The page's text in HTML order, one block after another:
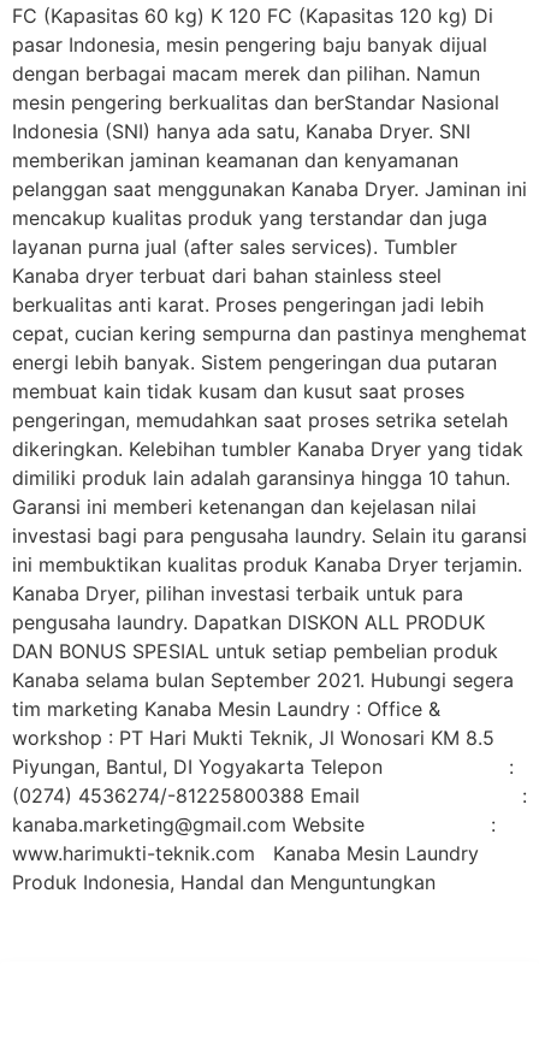
FC (Kapasitas 60 kg) K 120 FC (Kapasitas 120 kg) Di
pasar Indonesia, mesin pengering baju banyak dijual
dengan berbagai macam merek dan pilihan. Namun
mesin pengering berkualitas dan berStandar Nasional
Indonesia (SNI) hanya ada satu, Kanaba Dryer. SNI
memberikan jaminan keamanan dan kenyamanan
pelanggan saat menggunakan Kanaba Dryer. Jaminan ini
mencakup kualitas produk yang terstandar dan juga
layanan purna jual (after sales services). Tumbler
Kanaba dryer terbuat dari bahan stainless steel
berkualitas anti karat. Proses pengeringan jadi lebih
cepat, cucian kering sempurna dan pastinya menghemat
energi lebih banyak. Sistem pengeringan dua putaran
membuat kain tidak kusam dan kusut saat proses
pengeringan, memudahkan saat proses setrika setelah
dikeringkan. Kelebihan tumbler Kanaba Dryer yang tidak
dimiliki produk lain adalah garansinya hingga 10 tahun.
Garansi ini memberi ketenangan dan kejelasan nilai
investasi bagi para pengusaha laundry. Selain itu garansi
ini membuktikan kualitas produk Kanaba Dryer terjamin.
Kanaba Dryer, pilihan investasi terbaik untuk para
pengusaha laundry. Dapatkan DISKON ALL PRODUK
DAN BONUS SPESIAL untuk setiap pembelian produk
Kanaba selama bulan September 2021. Hubungi segera
tim marketing Kanaba Mesin Laundry : Office &
workshop : PT Hari Mukti Teknik, Jl Wonosari KM 8.5
Piyungan, Bantul, DI Yogyakarta Telepon :
(0274) 4536274/-81225800388 Email :
kanaba.marketing@gmail.com Website :
www.harimukti-teknik.com Kanaba Mesin Laundry
Produk Indonesia, Handal dan Menguntungkan